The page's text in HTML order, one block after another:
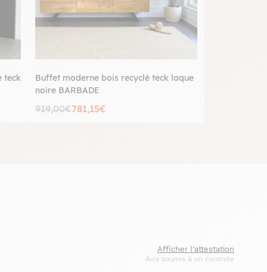
teck
Buffet moderne bois recyclé teck laque
noire BARBADE
919,00€781,15€
Afficher l'attestation
Avis soumis à un controle